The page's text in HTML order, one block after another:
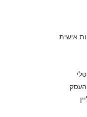
אישית
העסק